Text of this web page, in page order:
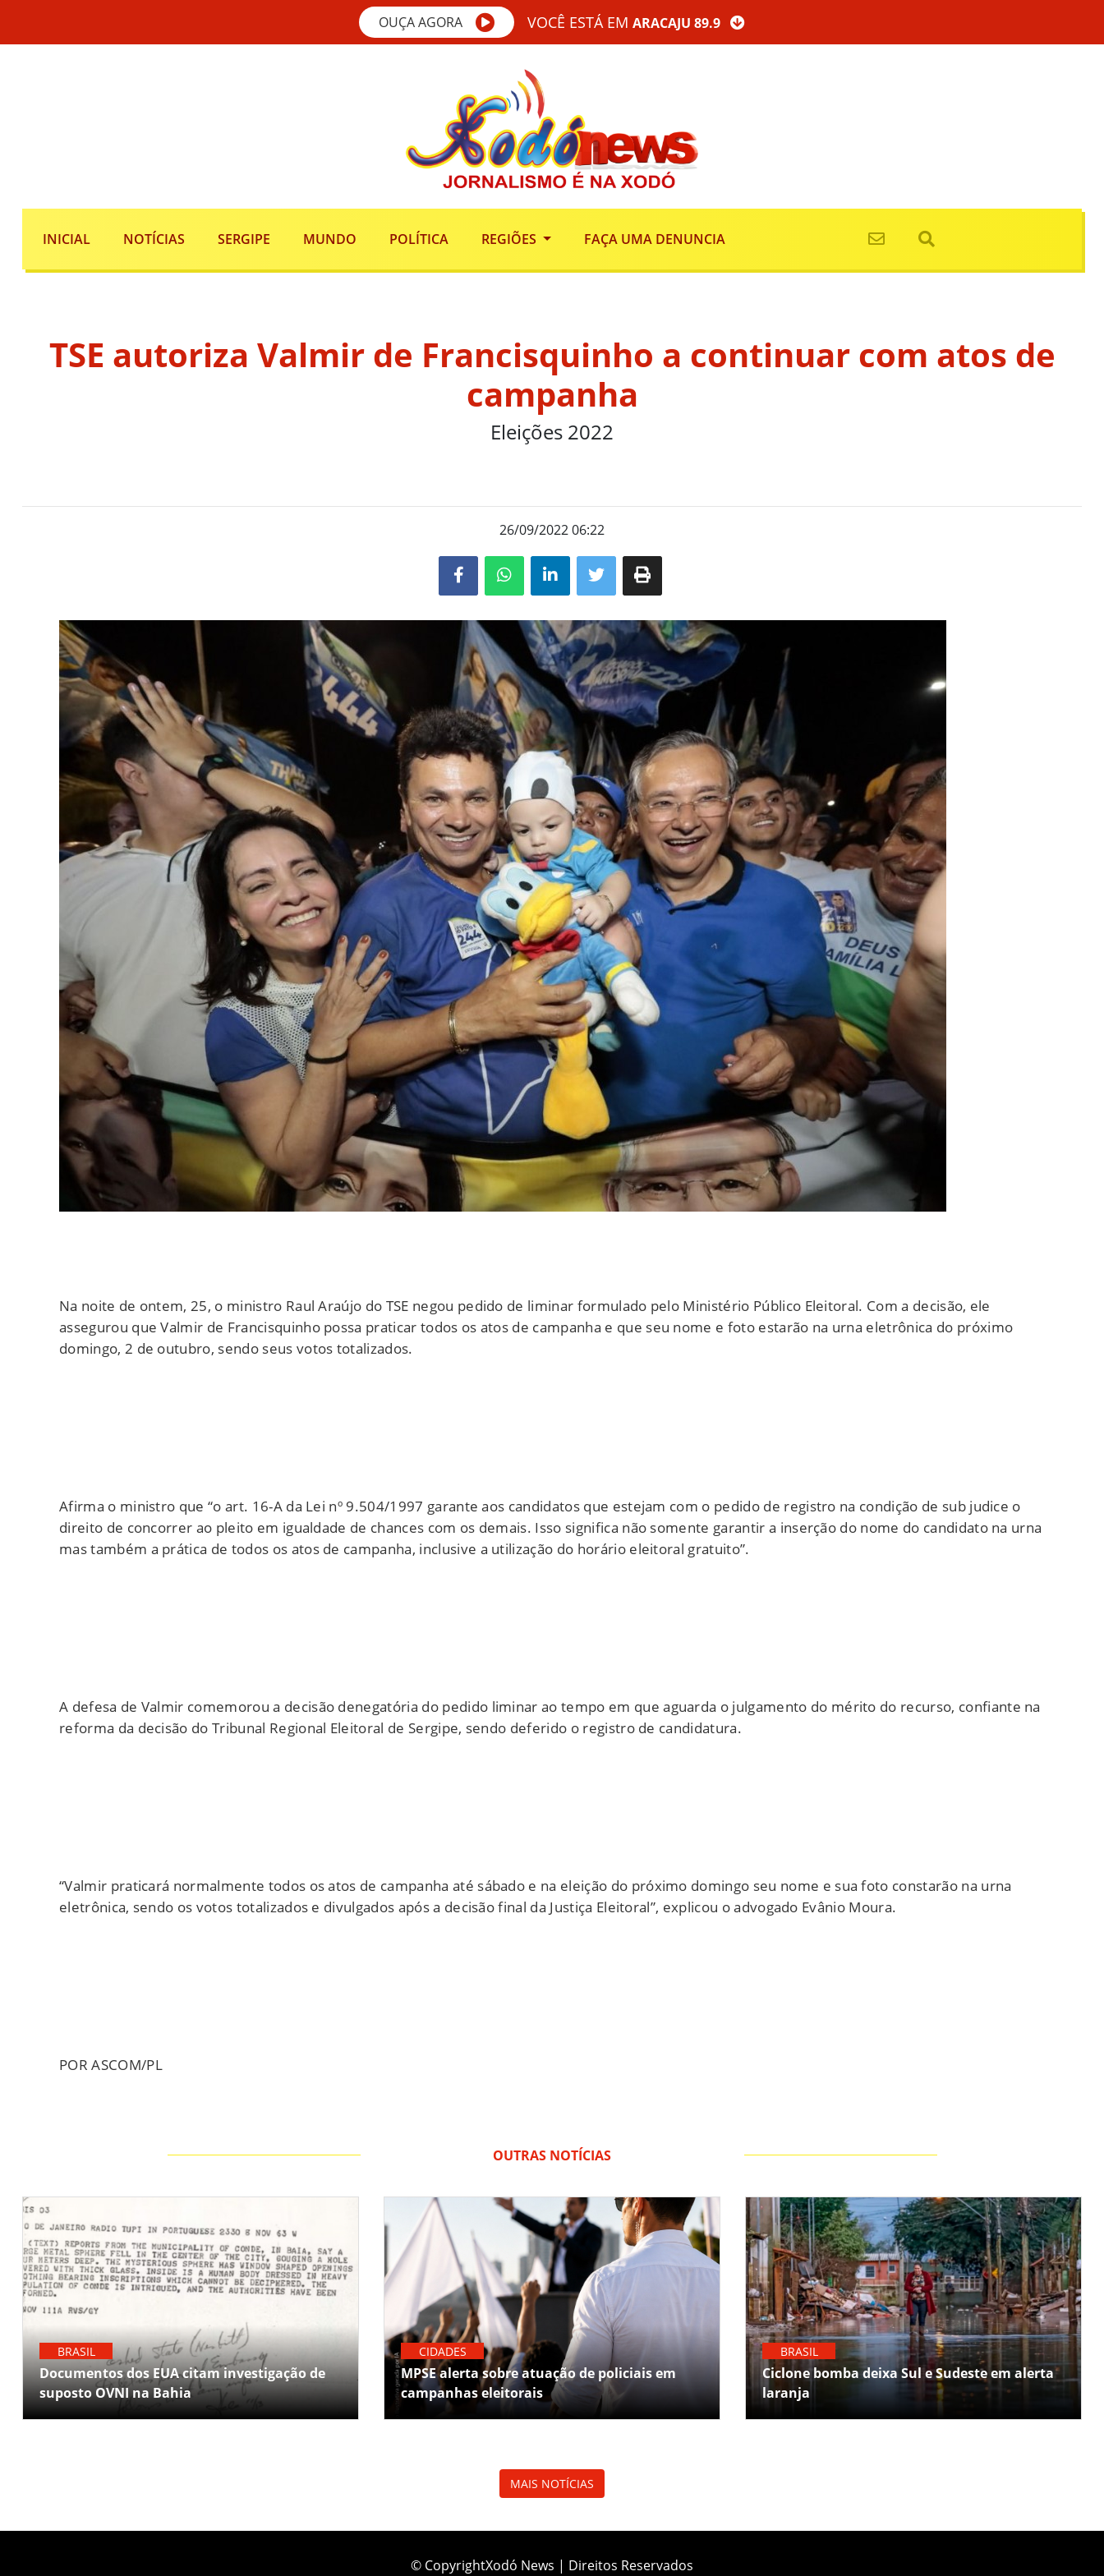
OUÇA AGORA VOCÊ ESTÁ EM ARACAJU 89.9
INICIAL NOTÍCIAS SERGIPE MUNDO POLÍTICA REGIÕES FAÇA UMA DENUNCIA
TSE autoriza Valmir de Francisquinho a continuar com atos de
campanha
Eleições 2022
26/09/2022 06:22
Na noite de ontem, 25, o ministro Raul Araújo do TSE negou pedido de liminar formulado pelo Ministério Público Eleitoral. Com a decisão, ele
assegurou que Valmir de Francisquinho possa praticar todos os atos de campanha e que seu nome e foto estarão na urna eletrônica do próximo
domingo, 2 de outubro, sendo seus votos totalizados.
Afirma o ministro que “o art. 16-A da Lei nº 9.504/1997 garante aos candidatos que estejam com o pedido de registro na condição de sub judice o
direito de concorrer ao pleito em igualdade de chances com os demais. Isso significa não somente garantir a inserção do nome do candidato na urna
mas também a prática de todos os atos de campanha, inclusive a utilização do horário eleitoral gratuito”.
A defesa de Valmir comemorou a decisão denegatória do pedido liminar ao tempo em que aguarda o julgamento do mérito do recurso, confiante na
reforma da decisão do Tribunal Regional Eleitoral de Sergipe, sendo deferido o registro de candidatura.
“Valmir praticará normalmente todos os atos de campanha até sábado e na eleição do próximo domingo seu nome e sua foto constarão na urna
eletrônica, sendo os votos totalizados e divulgados após a decisão final da Justiça Eleitoral”, explicou o advogado Evânio Moura.
POR ASCOM/PL
OUTRAS NOTÍCIAS
BRASIL
Documentos dos EUA citam investigação de
suposto OVNI na Bahia
CIDADES
MPSE alerta sobre atuação de policiais em
campanhas eleitorais
BRASIL
Ciclone bomba deixa Sul e Sudeste em alerta
laranja
MAIS NOTÍCIAS
© CopyrightXodó News | Direitos Reservados